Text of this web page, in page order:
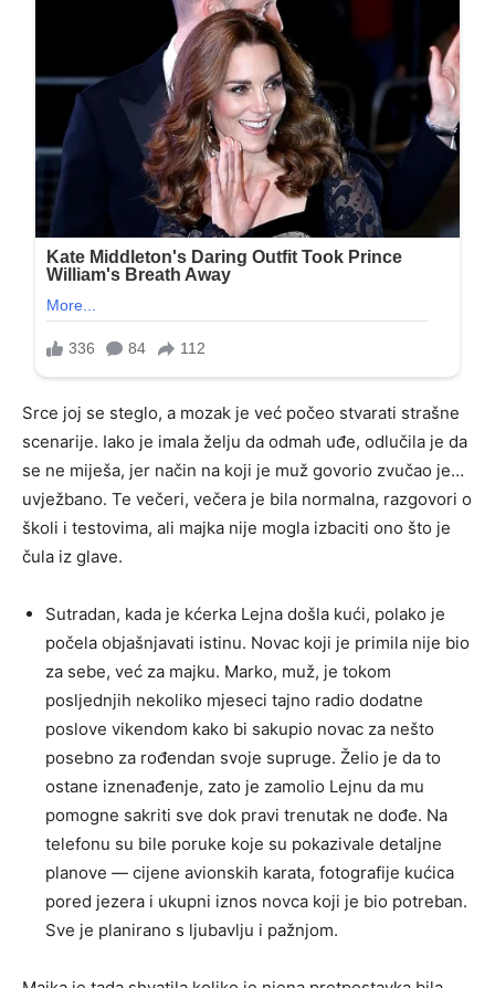
Srce joj se steglo, a mozak je već počeo stvarati strašne
scenarije. Iako je imala želju da odmah uđe, odlučila je da
se ne miješa, jer način na koji je muž govorio zvučao je…
uvježbano. Te večeri, večera je bila normalna, razgovori o
školi i testovima, ali majka nije mogla izbaciti ono što je
čula iz glave.
Sutradan, kada je kćerka Lejna došla kući, polako je
počela objašnjavati istinu. Novac koji je primila nije bio
za sebe, već za majku. Marko, muž, je tokom
posljednjih nekoliko mjeseci tajno radio dodatne
poslove vikendom kako bi sakupio novac za nešto
posebno za rođendan svoje supruge. Želio je da to
ostane iznenađenje, zato je zamolio Lejnu da mu
pomogne sakriti sve dok pravi trenutak ne dođe. Na
telefonu su bile poruke koje su pokazivale detaljne
planove — cijene avionskih karata, fotografije kućica
pored jezera i ukupni iznos novca koji je bio potreban.
Sve je planirano s ljubavlju i pažnjom.